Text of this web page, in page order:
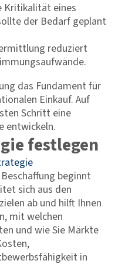
Kritikalität eines
der Bedarf geplant
reduziert
das Fundament für
Einkauf. Auf
Schritt eine
entwickeln.
festlegen
beginnt
sich aus den
ab und hilft Ihnen
mit welchen
und wie Sie Märkte
in